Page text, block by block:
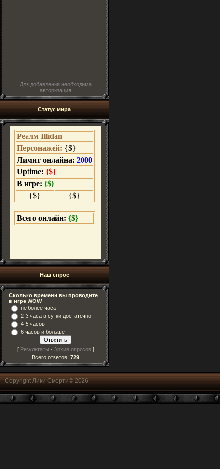
Для добавления необходима
авторизация
Статус мира
Наш опрос
Сколько времени вы проводите
в игре WOW
не более часа
2-3 часа в сутки достаточно
4-5 часов
6 часов и больше
[ Результаты · Архив опросов ]
Всего ответов: 729
Copyright Лики Смерти© 2026